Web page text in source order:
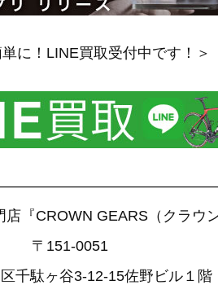
に！LINE買取受付中です！＞
『CROWN GEARS（クラウ
〒151-0051
千駄ヶ谷3-12-15佐野ビル１階